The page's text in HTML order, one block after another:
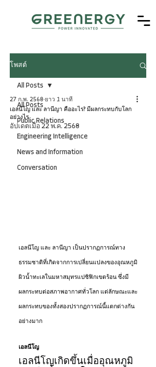
โพสต์
All Posts
Public Relations
Engineering Intelligence
News and Information
Conversation
All Posts
เอลนีโญ และ ลานีญา คืออะไร? มีผลกระทบกับโลก
อย่างไร
27 ก.พ. 2568 ยาว 1 นาที
อัปเดตเมื่อ 22 พ.ค. 2568
เอลนีโญ และ ลานีญา เป็นปรากฏการณ์ทาง
ธรรมชาติที่เกิดจากการเปลี่ยนแปลงของอุณหภูมิ
ผิวน้ำทะเลในมหาสมุทรแปซิฟิกเขตร้อน ซึ่งมี
ผลกระทบต่อสภาพอากาศทั่วโลก แต่ลักษณะและ
ผลกระทบของทั้งสองปรากฏการณ์นี้แตกต่างกัน
อย่างมาก
เอลนีโญ
เอลนีโญเกิดขึ้นเมื่ออุณหภูมิ